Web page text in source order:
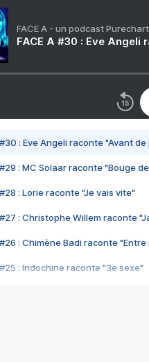
FACE A - un podcast
FACE A #30 : Eve
#30 : Eve Angeli raconte "Avant
#29 : MC Solaar raconte "Bouge
#28 : Lorie raconte "Je vais vite"
#27 : Christophe Willem raconte
#26 : Chimène Badi raconte "Entre
#25 : Indochine raconte "3e sexe"